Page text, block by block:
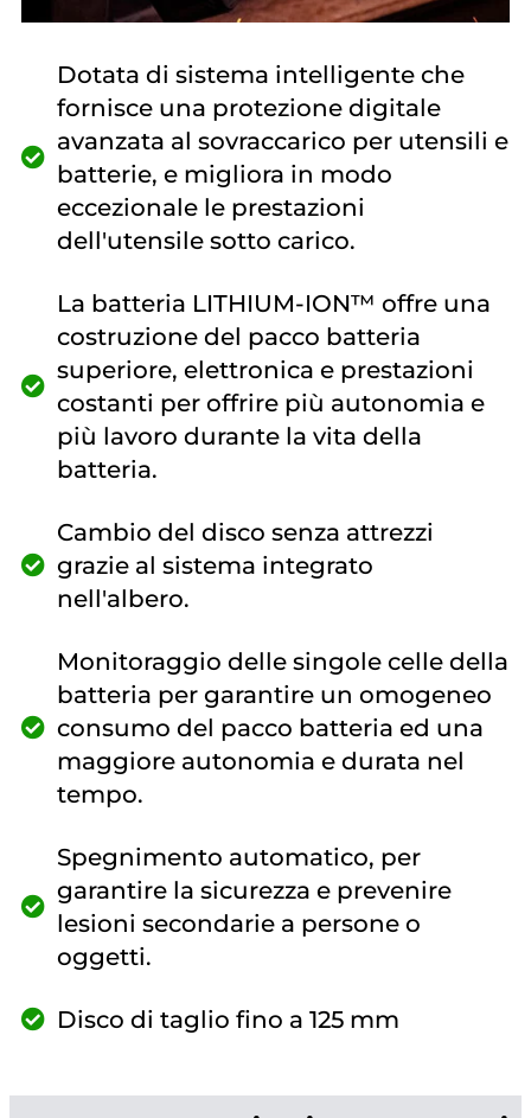
Dotata di sistema intelligente che
fornisce una protezione digitale
avanzata al sovraccarico per utensili e
batterie, e migliora in modo
eccezionale le prestazioni
dell'utensile sotto carico.
La batteria LITHIUM-ION™ offre una
costruzione del pacco batteria
superiore, elettronica e prestazioni
costanti per offrire più autonomia e
più lavoro durante la vita della
batteria.
Cambio del disco senza attrezzi
grazie al sistema integrato
nell'albero.
Monitoraggio delle singole celle della
batteria per garantire un omogeneo
consumo del pacco batteria ed una
maggiore autonomia e durata nel
tempo.
Spegnimento automatico, per
garantire la sicurezza e prevenire
lesioni secondarie a persone o
oggetti.
Disco di taglio fino a 125 mm